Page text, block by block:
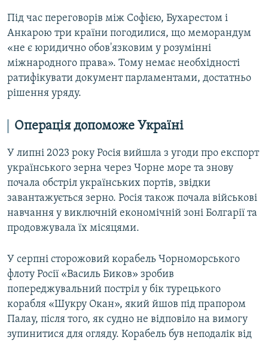
Під час переговорів між Софією, Бухарестом і
Анкарою три країни погодилися, що меморандум
«не є юридично обов'язковим у розумінні
міжнародного права». Тому немає необхідності
ратифікувати документ парламентами, достатньо
рішення уряду.
Операція допоможе Україні
У липні 2023 року Росія вийшла з угоди про експорт
українського зерна через Чорне море та знову
почала обстріл українських портів, звідки
завантажується зерно. Росія також почала військові
навчання у виключній економічній зоні Болгарії та
продовжувала їх місяцями.
У серпні сторожовий корабель Чорноморського
флоту Росії «Василь Биков» зробив
попереджувальний постріл у бік турецького
корабля «Шукру Окан», який йшов під прапором
Палау, після того, як судно не відповіло на вимогу
зупинитися для огляду. Корабель був неподалік від